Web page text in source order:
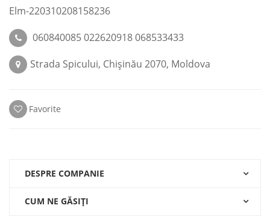
Elm-220310208158236
060840085 022620918 068533433
Strada Spicului, Chișinău 2070, Moldova
Favorite
DESPRE COMPANIE
CUM NE GĂSIŢI